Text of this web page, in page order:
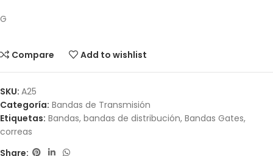
G
Compare Add to wishlist
SKU: A25
Categoría: Bandas de Transmisión
Etiquetas: Bandas, bandas de distribución, Bandas Gates,
correas
Share: